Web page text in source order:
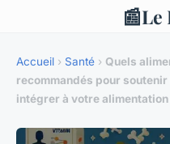
📰Le
Accueil › Santé › Quels
recommandés pour
intégrer à votre alimentation